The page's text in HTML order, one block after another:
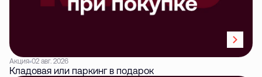
Акция 02 авг. 2026
Кладовая или паркинг в подарок